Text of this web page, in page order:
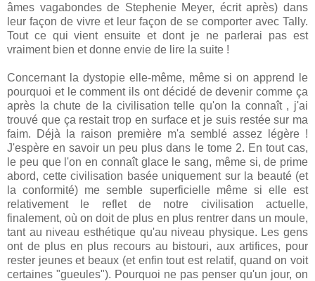
âmes vagabondes de Stephenie Meyer, écrit après) dans
leur façon de vivre et leur façon de se comporter avec Tally.
Tout ce qui vient ensuite et dont je ne parlerai pas est
vraiment bien et donne envie de lire la suite !
Concernant la dystopie elle-même, même si on apprend le
pourquoi et le comment ils ont décidé de devenir comme ça
après la chute de la civilisation telle qu'on la connaît , j'ai
trouvé que ça restait trop en surface et je suis restée sur ma
faim. Déjà la raison première m'a semblé assez légère !
J'espère en savoir un peu plus dans le tome 2. En tout cas,
le peu que l'on en connaît glace le sang, même si, de prime
abord, cette civilisation basée uniquement sur la beauté (et
la conformité) me semble superficielle même si elle est
relativement le reflet de notre civilisation actuelle,
finalement, où on doit de plus en plus rentrer dans un moule,
tant au niveau esthétique qu'au niveau physique. Les gens
ont de plus en plus recours au bistouri, aux artifices, pour
rester jeunes et beaux (et enfin tout est relatif, quand on voit
certaines "gueules"). Pourquoi ne pas penser qu'un jour, on